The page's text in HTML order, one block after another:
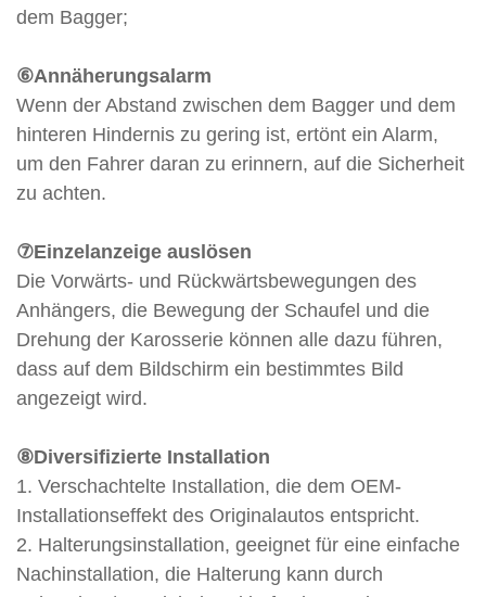
dem Bagger;
⑥Annäherungsalarm
Wenn der Abstand zwischen dem Bagger und dem
hinteren Hindernis zu gering ist, ertönt ein Alarm,
um den Fahrer daran zu erinnern, auf die Sicherheit
zu achten.
⑦Einzelanzeige auslösen
Die Vorwärts- und Rückwärtsbewegungen des
Anhängers, die Bewegung der Schaufel und die
Drehung der Karosserie können alle dazu führen,
dass auf dem Bildschirm ein bestimmtes Bild
angezeigt wird.
⑧Diversifizierte Installation
1. Verschachtelte Installation, die dem OEM-
Installationseffekt des Originalautos entspricht.
2. Halterungsinstallation, geeignet für eine einfache
Nachinstallation, die Halterung kann durch